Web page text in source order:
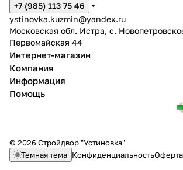
+7 (985) 113 75 46
ystinovka.kuzmin@yandex.ru
Московская обл. Истра, с.
Первомайская 44
Интернет-магазин
Компания
Информация
Помощь
© 2026 Стройдвор "Устиновка"
Темная тема КонфиденциальностьОферта